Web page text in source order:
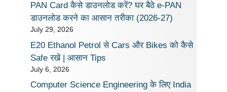
PAN Card कैसे डाउनलोड करें? घर बैठे e-PAN
डाउनलोड करने का आसान तरीका (2026-27)
July 29, 2026
E20 Ethanol Petrol से Cars और Bikes को कैसे
Safe रखें | आसान Tips
July 6, 2026
Computer Science Engineering के लिए India